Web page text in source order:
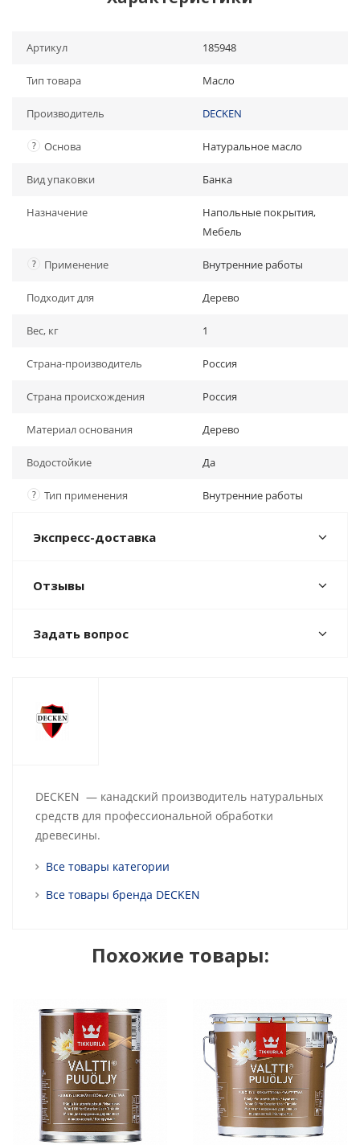
Артикул 185948
Тип товара Масло
Производитель DECKEN
? Основа Натуральное масло
Вид упаковки Банка
Назначение
Напольные покрытия,
Мебель
? Применение Внутренние работы
Подходит для Дерево
Вес, кг 1
Страна-производитель Россия
Страна происхождения Россия
Материал основания Дерево
Водостойкие Да
? Тип применения Внутренние работы
Экспресс-доставка
Отзывы
Задать вопрос
DECKEN — канадский производитель натуральных
средств для профессиональной обработки
древесины.
Все товары категории
Все товары бренда DECKEN
Похожие товары: